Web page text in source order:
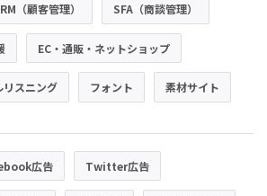
（顧客管理） SFA（商談管理）
EC・通販・ネットショップ
リスニング フォント 素材サイト
広告 Twitter広告